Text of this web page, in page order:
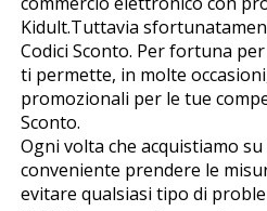
Kidult.Tuttavia
Codici Sconto. Per fortuna
ti permette, in molte
promozionali per le tue
Sconto.
Ogni volta che acquistiamo
conveniente prendere le
evitare qualsiasi tipo di